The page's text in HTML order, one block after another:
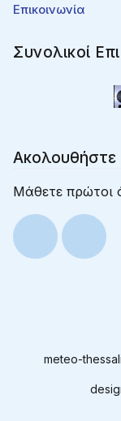
Επικοινωνία
Συνολικοί
Ακολουθήστε
Μάθετε πρώτοι
meteo-